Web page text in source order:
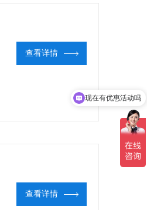
查看详情
查看详情
现在有优惠活动吗